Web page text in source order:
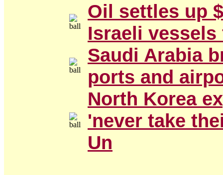
Oil settles up
Israeli
Saudi Arabia
ports and
North Korea
'never take
Un